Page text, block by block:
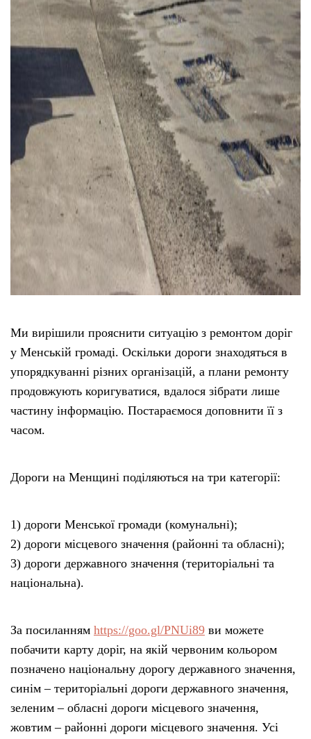
Ми вирішили прояснити ситуацію з ремонтом доріг
у Менській громаді. Оскільки дороги знаходяться в
упорядкуванні різних організацій, а плани ремонту
продовжують коригуватися, вдалося зібрати лише
частину інформацію. Постараємося доповнити її з
часом.
Дороги на Менщині поділяються на три категорії:
1) дороги Менської громади (комунальні);
2) дороги місцевого значення (районні та обласні);
3) дороги державного значення (територіальні та
національна).
За посиланням https://goo.gl/PNUi89 ви можете
побачити карту доріг, на якій червоним кольором
позначено національну дорогу державного значення,
синім – територіальні дороги державного значення,
зеленим – обласні дороги місцевого значення,
жовтим – районні дороги місцевого значення. Усі